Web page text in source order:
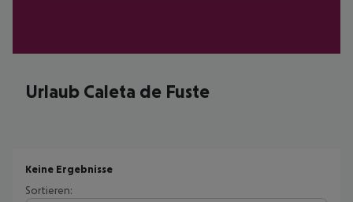
Urlaub Caleta de Fuste
Keine Ergebnisse
Sortieren: